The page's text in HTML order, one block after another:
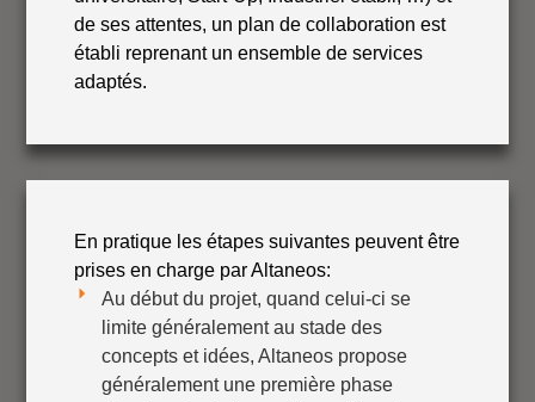
de ses attentes, un plan de collaboration est
établi reprenant un ensemble de services
adaptés.
En pratique les étapes suivantes peuvent être
prises en charge par Altaneos:
Au début du projet, quand celui-ci se
limite généralement au stade des
concepts et idées, Altaneos propose
généralement une première phase